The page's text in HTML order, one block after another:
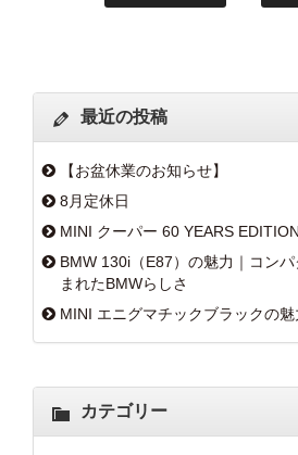
最近の投稿
【お盆休業のお知らせ】
8月定休日
MINI クーパー 60 YEARS
BMW 130i（E87）の魅力｜コン
まれたBMWらしさ
MINI エニグマチックブラックの
カテゴリー